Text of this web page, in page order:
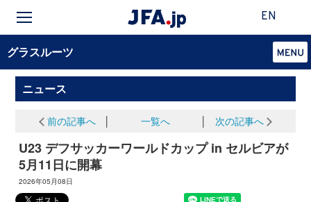
EN
グラスルーツ
ニュース
前の記事へ 一覧へ 次の記事へ
U23 デフサッカーワールドカップ in セルビアが
5月11日に開幕
2026年05月08日